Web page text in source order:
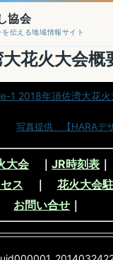
協会
伝える地域情報サイト
大花火大会概
写真提供 【HARAデザ
大会｜JR時刻表
ス ｜ 花火大会
お問い合せ ｜